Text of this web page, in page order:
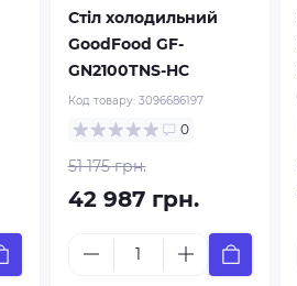
Стіл холодильний
GoodFood GF-
GN2100TNS-HC
Код товару: 3096686197
0
51 175 грн.
42 987 грн.